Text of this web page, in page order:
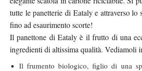
tutte le panetterie di Eataly e attraverso lo
fino ad esaurimento scorte!
Il panettone di Eataly è il frutto di una
ingredienti di altissima qualità. Vediamoli
Il frumento biologico, figlio di una